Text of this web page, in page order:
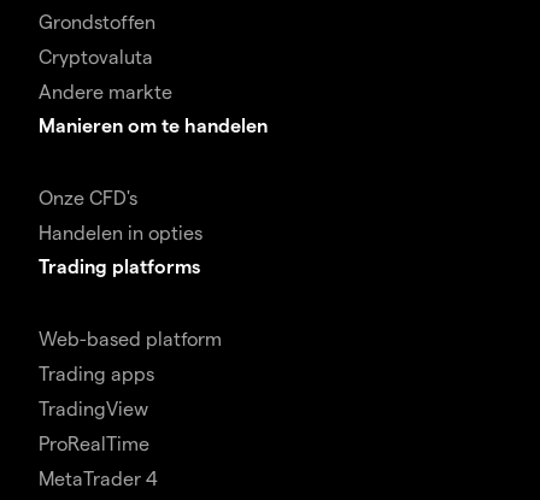
Grondstoffen
Cryptovaluta
Andere markte
Manieren om te handelen
Onze CFD's
Handelen in opties
Trading platforms
Web-based platform
Trading apps
TradingView
ProRealTime
MetaTrader 4